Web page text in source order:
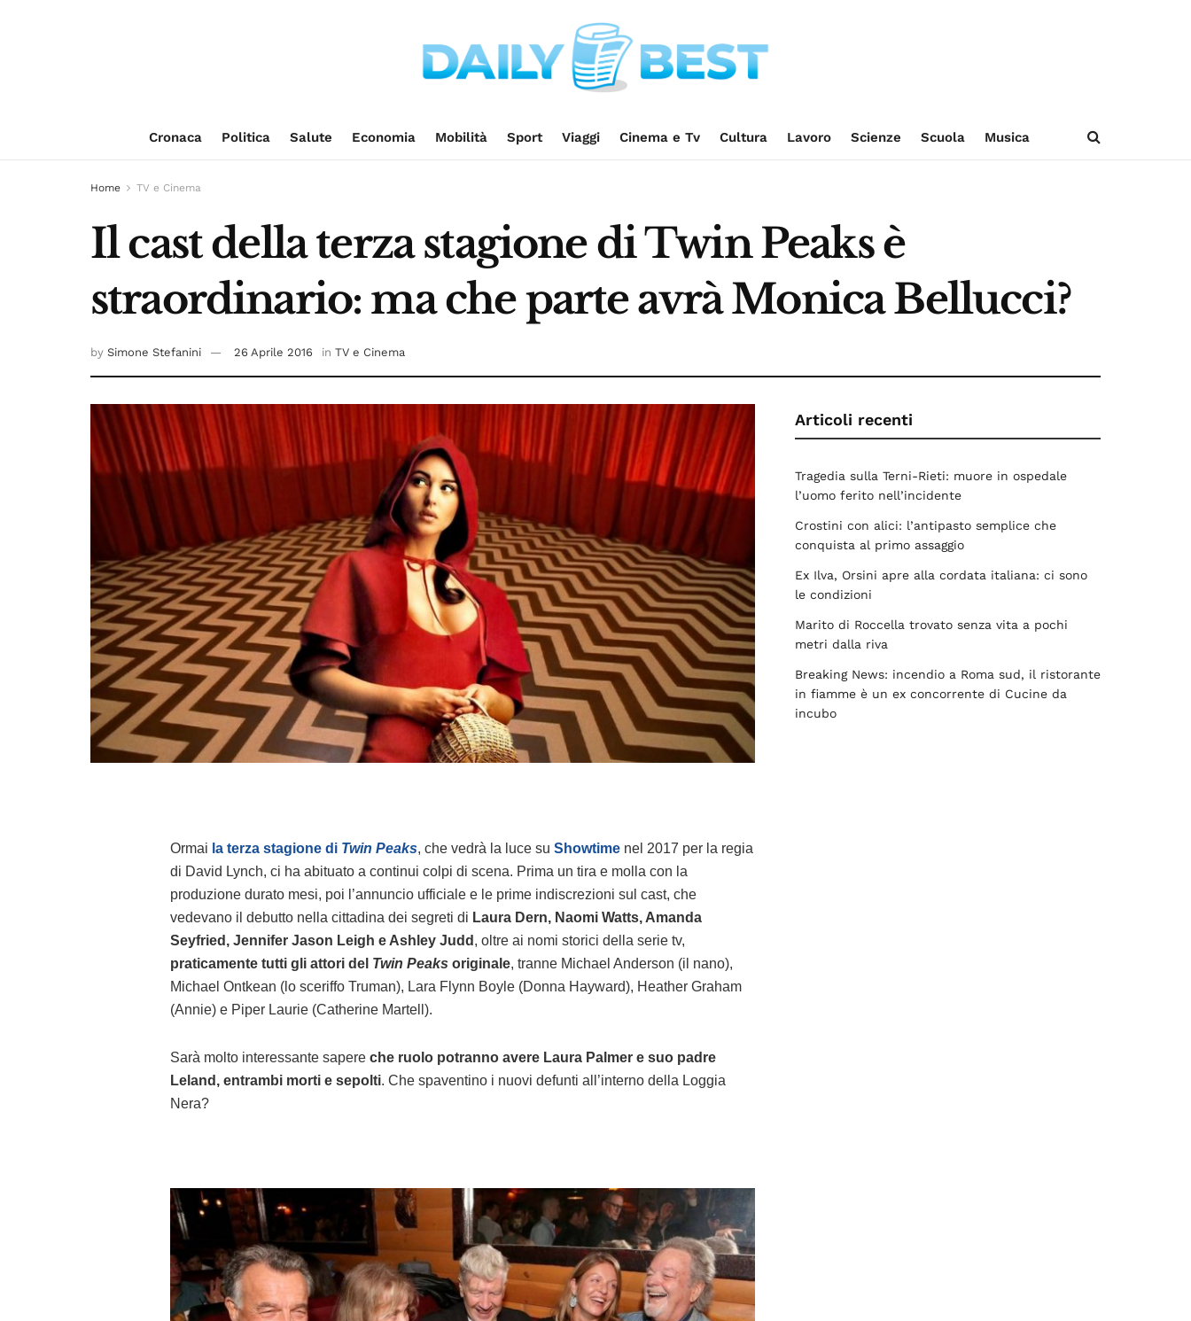
Cronaca Politica Salute Economia Mobilità Sport Viaggi Cinema e Tv Cultura Lavoro Scienze Scuola Musica
Home TV e Cinema
Il cast della terza stagione di Twin Peaks è
straordinario: ma che parte avrà Monica Bellucci?
by Simone Stefanini 26 Aprile 2016 in TV e Cinema
Ormai la terza stagione di Twin Peaks, che vedrà la luce su Showtime nel 2017 per la regia
di David Lynch, ci ha abituato a continui colpi di scena. Prima un tira e molla con la
produzione durato mesi, poi l’annuncio ufficiale e le prime indiscrezioni sul cast, che
vedevano il debutto nella cittadina dei segreti di Laura Dern, Naomi Watts, Amanda
Seyfried, Jennifer Jason Leigh e Ashley Judd , oltre ai nomi storici della serie tv,
praticamente tutti gli attori del Twin Peaks originale, tranne Michael Anderson (il nano),
Michael Ontkean (lo sceriffo Truman), Lara Flynn Boyle (Donna Hayward), Heather Graham
(Annie) e Piper Laurie (Catherine Martell).
Sarà molto interessante sapere che ruolo potranno avere Laura Palmer e suo padre
Leland, entrambi morti e sepolti. Che spaventino i nuovi defunti all’interno della Loggia
Nera?
Articoli recenti
Tragedia sulla Terni-Rieti: muore in ospedale
l’uomo ferito nell’incidente
Crostini con alici: l’antipasto semplice che
conquista al primo assaggio
Ex Ilva, Orsini apre alla cordata italiana: ci sono
le condizioni
Marito di Roccella trovato senza vita a pochi
metri dalla riva
Breaking News: incendio a Roma sud, il ristorante
in fiamme è un ex concorrente di Cucine da
incubo